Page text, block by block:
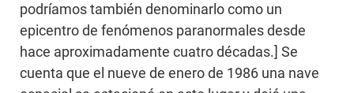
podríamos también denominarlo como un
epicentro de fenómenos paranormales desde
hace aproximadamente cuatro décadas.] Se
cuenta que el nueve de enero de 1986 una nave